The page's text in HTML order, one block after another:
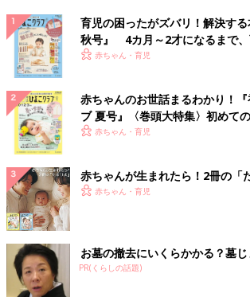
添い乳じゃないと寝ない
ルタント】
ついやってしまう“添い乳”。
男・次男と共に、添い乳の
1時間おきの夜泣き→添い乳
知り、安全な環境を整えるこ
安全な添い乳を行うための具
休園中の赤ちゃんの3大睡眠トラブル
新型コロナウイルスの影響による休園、家族の
ス感染による隔離生活などで、現在、私のサイ
ゃんの睡眠の悩み相談が急増しています。
生活リズムに変化があると、赤ちゃんや家族の
てきてしまうのです。そこで、今、最も多いお
育児の困ったがズバリ！解決す
秋号』 4カ月～2才になるまで、
いっぱい！
赤ちゃん・育児
赤ちゃんのお世話まるわかり！
ブ 夏号』〈巻頭大特集〉初めて
く！ おっぱい・ミルクの基本と
赤ちゃん・育児
赤ちゃんが生まれたら！2冊の「
赤ちゃん・育児
お墓の撤去にいくらかかる？墓
PR(くらしの話題)